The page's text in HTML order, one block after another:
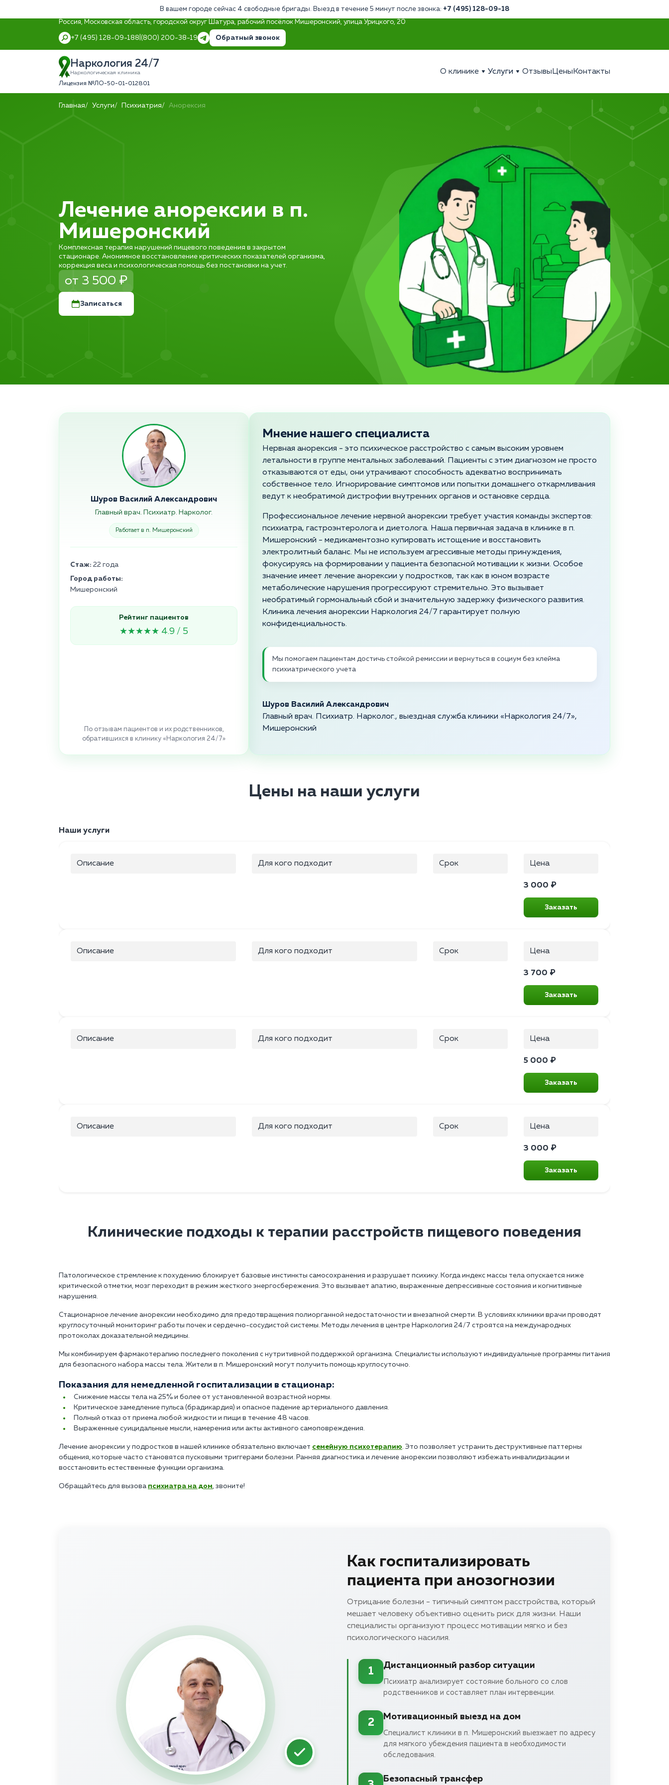
В вашем городе сейчас 4 свободные бригады. Выезд в течение 5 минут после звонка: +7 (495) 128-09-18
Россия, Московская область, городской округ Шатура, рабочий посёлок Мишеронский, улица Урицкого, 20
+7 (495) 128-09-188 (800) 200-38-19 Обратный звонок
Наркология 24/7
Наркологическая клиника
Лицензия №ЛО-50-01-012801
О клинике Услуги Отзывы Цены Контакты
Главная Услуги Психиатрия Анорексия
Лечение анорексии в п.
Мишеронский
Комплексная терапия нарушений пищевого поведения в закрытом
стационаре. Анонимное восстановление критических показателей организма,
коррекция веса и психологическая помощь без постановки на учет.
от 3 500 ₽
Записаться
Шуров Василий Александрович
Главный врач. Психиатр. Нарколог.
Работает в п. Мишеронский
Стаж: 22 года
Город работы:
Мишеронский
Рейтинг пациентов
★★★★★ 4.9 / 5
По отзывам пациентов и их родственников,
обратившихся в клинику «Наркология 24/7»
Мнение нашего специалиста
Нервная анорексия - это психическое расстройство с самым высоким уровнем
летальности в группе ментальных заболеваний. Пациенты с этим диагнозом не просто
отказываются от еды, они утрачивают способность адекватно воспринимать
собственное тело. Игнорирование симптомов или попытки домашнего откармливания
ведут к необратимой дистрофии внутренних органов и остановке сердца.
Профессиональное лечение нервной анорексии требует участия команды экспертов:
психиатра, гастроэнтеролога и диетолога. Наша первичная задача в клинике в п.
Мишеронский - медикаментозно купировать истощение и восстановить
электролитный баланс. Мы не используем агрессивные методы принуждения,
фокусируясь на формировании у пациента безопасной мотивации к жизни. Особое
значение имеет лечение анорексии у подростков, так как в юном возрасте
метаболические нарушения прогрессируют стремительно. Это вызывает
необратимый гормональный сбой и значительную задержку физического развития.
Клиника лечения анорексии Наркология 24/7 гарантирует полную
конфиденциальность.
Мы помогаем пациентам достичь стойкой ремиссии и вернуться в социум без клейма
психиатрического учета
Шуров Василий Александрович
Главный врач. Психиатр. Нарколог., выездная служба клиники «Наркология 24/7»,
Мишеронский
Цены на наши услуги
Наши услуги
Описание Для кого подходит Срок Цена
3 000 ₽
Заказать
Описание Для кого подходит Срок Цена
3 700 ₽
Заказать
Описание Для кого подходит Срок Цена
5 000 ₽
Заказать
Описание Для кого подходит Срок Цена
3 000 ₽
Заказать
Клинические подходы к терапии расстройств пищевого поведения
Патологическое стремление к похудению блокирует базовые инстинкты самосохранения и разрушает психику. Когда индекс массы тела опускается ниже
критической отметки, мозг переходит в режим жесткого энергосбережения. Это вызывает апатию, выраженные депрессивные состояния и когнитивные
нарушения.
Стационарное лечение анорексии необходимо для предотвращения полиорганной недостаточности и внезапной смерти. В условиях клиники врачи проводят
круглосуточный мониторинг работы почек и сердечно-сосудистой системы. Методы лечения в центре Наркология 24/7 строятся на международных
протоколах доказательной медицины.
Мы комбинируем фармакотерапию последнего поколения с нутритивной поддержкой организма. Специалисты используют индивидуальные программы питания
для безопасного набора массы тела. Жители в п. Мишеронский могут получить помощь круглосуточно.
Показания для немедленной госпитализации в стационар:
Снижение массы тела на 25% и более от установленной возрастной нормы.
Критическое замедление пульса (брадикардия) и опасное падение артериального давления.
Полный отказ от приема любой жидкости и пищи в течение 48 часов.
Выраженные суицидальные мысли, намерения или акты активного самоповреждения.
Лечение анорексии у подростков в нашей клинике обязательно включает семейную психотерапию. Это позволяет устранить деструктивные паттерны
общения, которые часто становятся пусковыми триггерами болезни. Ранняя диагностика и лечение анорексии позволяют избежать инвалидизации и
восстановить естественные функции организма.
Обращайтесь для вызова психиатра на дом, звоните!
Как госпитализировать
пациента при анозогнозии
Отрицание болезни - типичный симптом расстройства, который
мешает человеку объективно оценить риск для жизни. Наши
специалисты организуют процесс мотивации мягко и без
психологического насилия.
1
Дистанционный разбор ситуации
Психиатр анализирует состояние больного со слов
родственников и составляет план интервенции.
2
Мотивационный выезд на дом
Специалист клиники в п. Мишеронский выезжает по адресу
для мягкого убеждения пациента в необходимости
обследования.
Безопасный трансфер